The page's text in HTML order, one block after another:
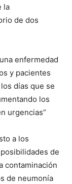
la
de dos
enfermedad
y pacientes
días que se
los
urgencias”
a los
de
contaminación
de neumonía